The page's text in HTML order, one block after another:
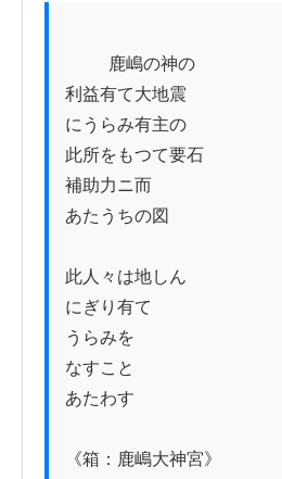
利益有て大地震
にうらみ有主の
此所をもつて要石
補助力ニ而
あたうちの図
此人々は地しん
にぎり有て
うらみを
なすこと
あたわす
《箱：鹿嶋大神宮》　　　